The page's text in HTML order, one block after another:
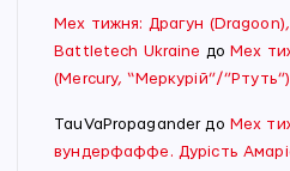
Мех тижня: Драгун
Battletech Ukraine до Мех
(Mercury, “Меркурій”/”Ртуть”)
TauVaPropaganderдо Мех
вундерфаффе. Дурість